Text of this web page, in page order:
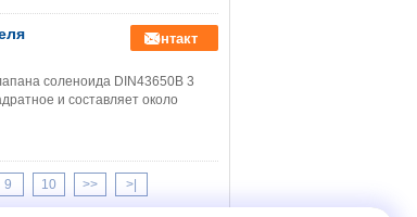
контакт
соленоида DIN43650B 3
и составляет около
9 10 >> >|